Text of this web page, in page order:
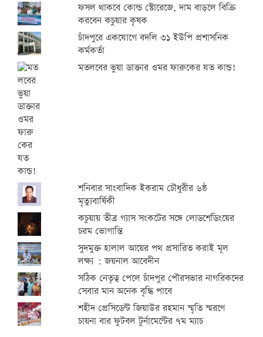
ফসল থাকবে কোল্ড স্টোরেজে, দাম বাড়লে বিক্রি
করবেন কচুয়ার কৃষক
চাঁদপুরে একযোগে বদলি ৩১ ইউপি প্রশাসনিক
কর্মকর্তা
মতলবের ভুয়া ডাক্তার ওমর ফারুকের যত কান্ড!
শনিবার সাংবাদিক ইকরাম চৌধুরীর ৬ষ্ঠ
মৃত্যুবার্ষিকী
কচুয়ায় তীব্র গ্যাস সংকটের সঙ্গে লোডশেডিংয়ের
চরম ভোগান্তি
সুদমুক্ত হালাল আয়ের পথ প্রসারিত করাই মূল
লক্ষ্য : জয়নাল আবেদীন
সঠিক নেতৃত্ব পেলে চাঁদপুর পৌরসভার নাগরিকদের
সেবার মান অনেক বৃদ্ধি পাবে
শহীদ প্রেসিডেন্ট জিয়াউর রহমান স্মৃতি স্মরণে
চায়না বার ফুটবল টুর্নামেন্টের ৭ম ম্যাচ